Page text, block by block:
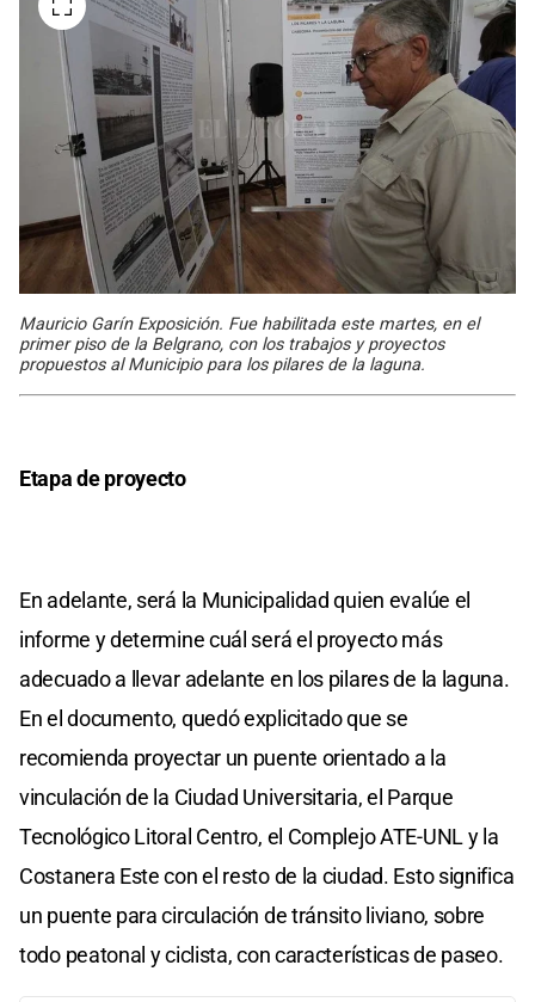
Mauricio Garín Exposición. Fue habilitada este martes, en el
primer piso de la Belgrano, con los trabajos y proyectos
propuestos al Municipio para los pilares de la laguna.
Etapa de proyecto
En adelante, será la Municipalidad quien evalúe el
informe y determine cuál será el proyecto más
adecuado a llevar adelante en los pilares de la laguna.
En el documento, quedó explicitado que se
recomienda proyectar un puente orientado a la
vinculación de la Ciudad Universitaria, el Parque
Tecnológico Litoral Centro, el Complejo ATE-UNL y la
Costanera Este con el resto de la ciudad. Esto significa
un puente para circulación de tránsito liviano, sobre
todo peatonal y ciclista, con características de paseo.